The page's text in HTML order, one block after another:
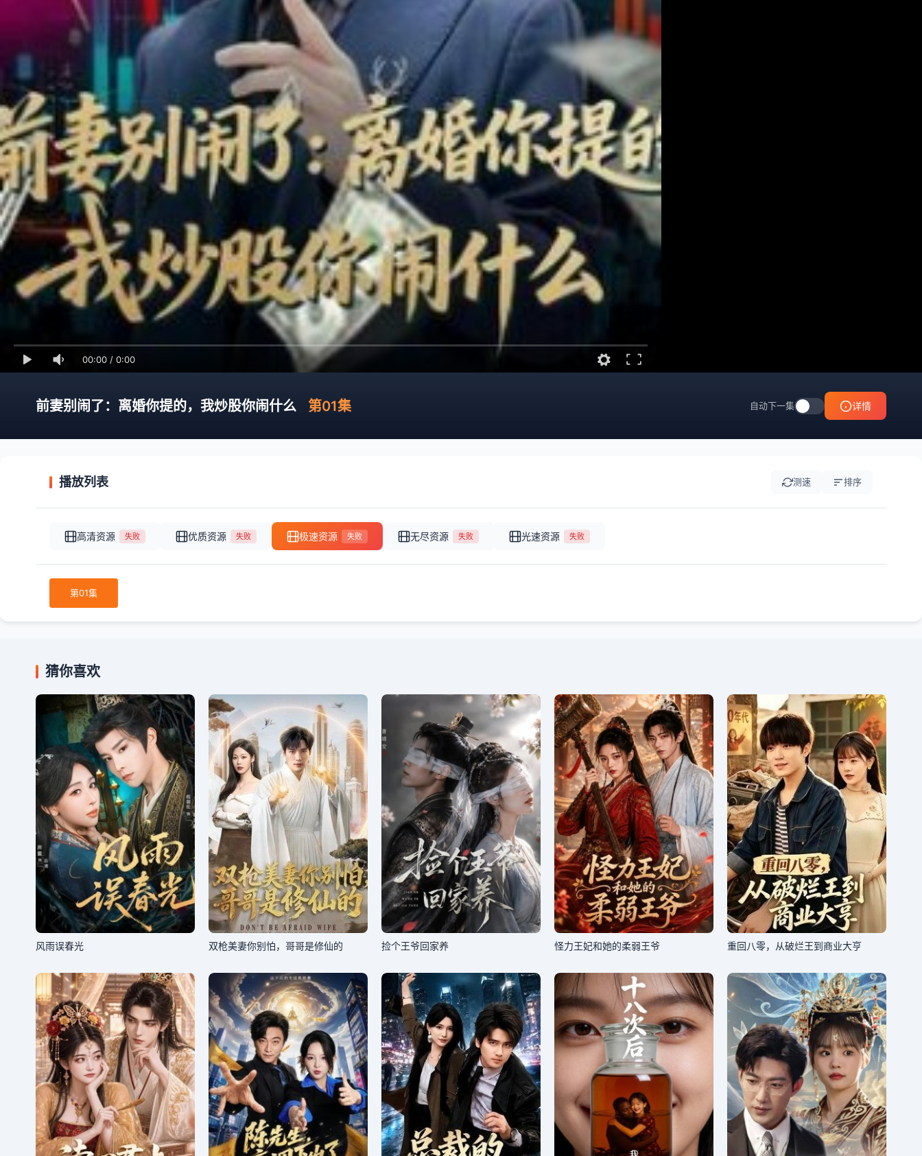
00:00 / 0:00
前妻别闹了：离婚你提的，我炒股你闹什么 第01集 自动下一集 详情
播放列表 测速 排序
高清资源 失败 优质资源 失败 极速资源 失败 无尽资源 失败 光速资源 失败
第01集
猜你喜欢
风雨误春光 双枪美妻你别怕，哥哥是修仙的 捡个王爷回家养 怪力王妃和她的柔弱王爷 重回八零，从破烂王到商业大亨